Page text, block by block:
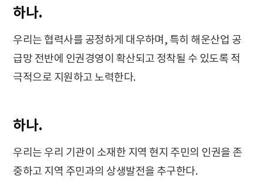
하나.
우리는 협력사를 공정하게 대우하며, 특히 해운산업 공
급망 전반에 인권경영이 확산되고 정착될 수 있도록 적
극적으로 지원하고 노력한다.
하나.
우리는 우리 기관이 소재한 지역 현지 주민의 인권을 존
중하고 지역 주민과의 상생발전을 추구한다.